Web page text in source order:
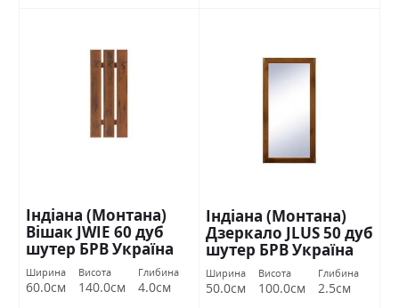
Індіана (Монтана)
Вішак JWIE 60 дуб
шутер БРВ Україна
Ширина
60.0см
Висота
140.0см
Глибина
4.0см
Індіана (Монтана)
Дзеркало JLUS 50 дуб
шутер БРВ Україна
Ширина
50.0см
Висота
100.0см
Глибина
2.5см